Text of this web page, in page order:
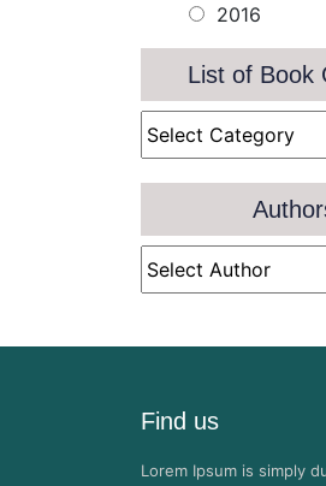
2016
List of Book
Find us
Lorem Ipsum is simply